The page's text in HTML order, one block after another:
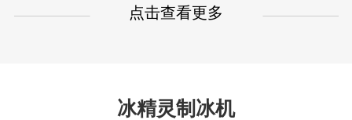
点击查看更多
冰精灵制冰机